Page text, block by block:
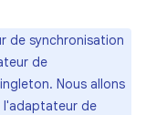
de synchronisation
de
Nous allons
l'adaptateur de